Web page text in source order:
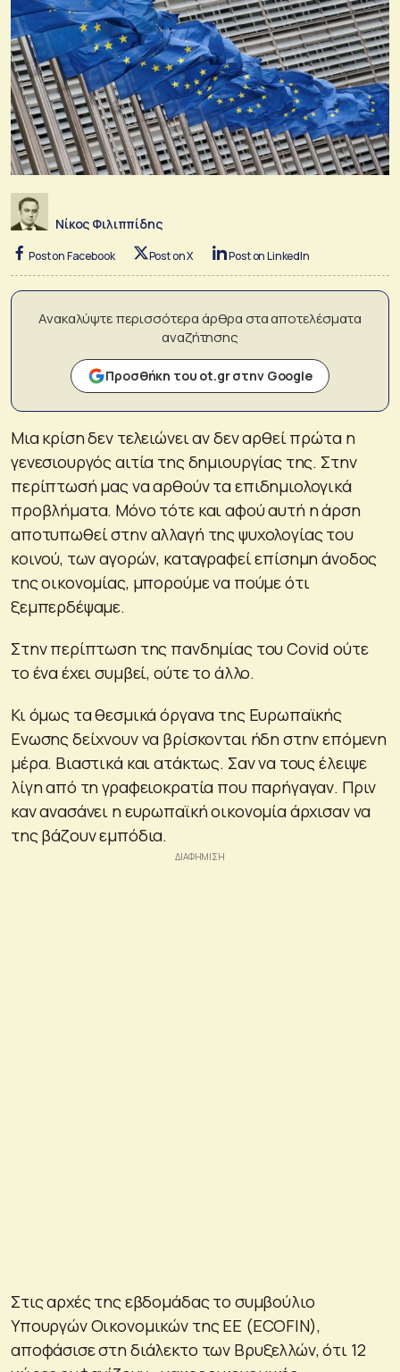
Νίκος Φιλιππίδης
Post on Facebook Post on X Post on LinkedIn
Ανακαλύψτε περισσότερα άρθρα στα αποτελέσματα
αναζήτησης
Προσθήκη του ot.gr στην Google
Μια κρίση δεν τελειώνει αν δεν αρθεί πρώτα η
γενεσιουργός αιτία της δημιουργίας της. Στην
περίπτωσή μας να αρθούν τα επιδημιολογικά
προβλήματα. Μόνο τότε και αφού αυτή η άρση
αποτυπωθεί στην αλλαγή της ψυχολογίας του
κοινού, των αγορών, καταγραφεί επίσημη άνοδος
της οικονομίας, μπορούμε να πούμε ότι
ξεμπερδέψαμε.
Στην περίπτωση της πανδημίας του Covid ούτε
το ένα έχει συμβεί, ούτε το άλλο.
Κι όμως τα θεσμικά όργανα της Ευρωπαϊκής
Ενωσης δείχνουν να βρίσκονται ήδη στην επόμενη
μέρα. Βιαστικά και ατάκτως. Σαν να τους έλειψε
λίγη από τη γραφειοκρατία που παρήγαγαν. Πριν
καν ανασάνει η ευρωπαϊκή οικονομία άρχισαν να
της βάζουν εμπόδια.
Στις αρχές της εβδομάδας το συμβούλιο
Υπουργών Οικονομικών της ΕΕ (ECOFIN),
αποφάσισε στη διάλεκτο των Βρυξελλών, ότι 12